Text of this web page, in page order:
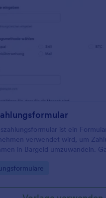
ist ein
verwendet wird, um
in Bargeld umzuwandeln.
Zahlungen online annimmt,
für Auszahlungen! Passen Sie
Category: